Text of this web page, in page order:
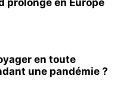
prolongé en Europe
en toute
une pandémie ?